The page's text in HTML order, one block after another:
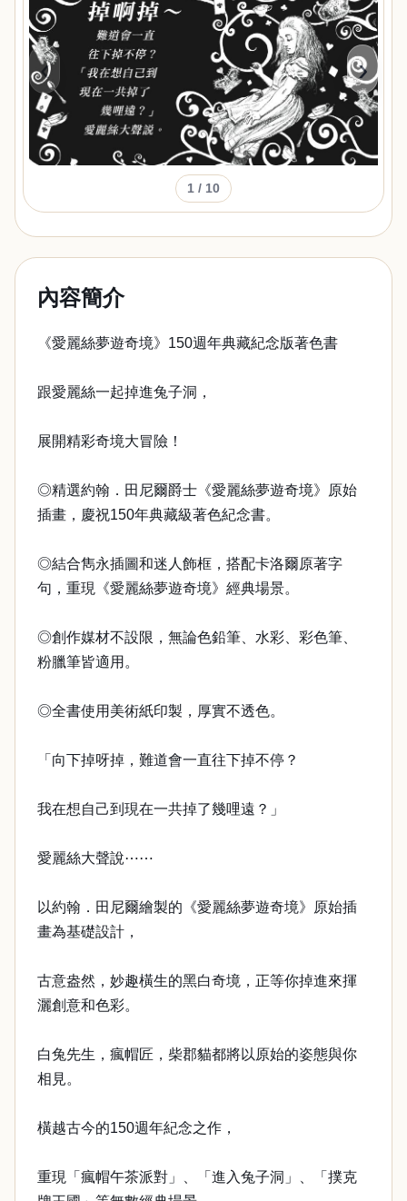
‹ ›
1 / 10
內容簡介
《愛麗絲夢遊奇境》150週年典藏紀念版著色書
跟愛麗絲一起掉進兔子洞，
展開精彩奇境大冒險！
◎精選約翰．田尼爾爵士《愛麗絲夢遊奇境》原始
插畫，慶祝150年典藏級著色紀念書。
◎結合雋永插圖和迷人飾框，搭配卡洛爾原著字
句，重現《愛麗絲夢遊奇境》經典場景。
◎創作媒材不設限，無論色鉛筆、水彩、彩色筆、
粉臘筆皆適用。
◎全書使用美術紙印製，厚實不透色。
「向下掉呀掉，難道會一直往下掉不停？
我在想自己到現在一共掉了幾哩遠？」
愛麗絲大聲說⋯⋯
以約翰．田尼爾繪製的《愛麗絲夢遊奇境》原始插
畫為基礎設計，
古意盎然，妙趣橫生的黑白奇境，正等你掉進來揮
灑創意和色彩。
白兔先生，瘋帽匠，柴郡貓都將以原始的姿態與你
相見。
橫越古今的150週年紀念之作，
重現「瘋帽午茶派對」、「進入兔子洞」、「撲克